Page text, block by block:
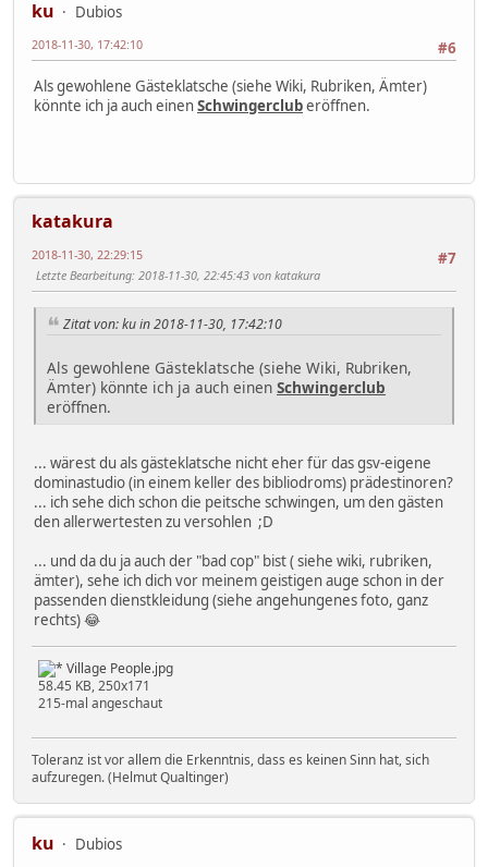
ku
Dubios
#6
2018-11-30, 17:42:10
Als gewohlene Gästeklatsche (siehe Wiki, Rubriken, Ämter)
könnte ich ja auch einenSchwingercluberöffnen.
katakura
#7
2018-11-30, 22:29:15
Letzte Bearbeitung: 2018-11-30, 22:45:43 von katakura
Zitat von: ku in 2018-11-30, 17:42:10
Als gewohlene Gästeklatsche (siehe Wiki, Rubriken,
Ämter) könnte ich ja auch einen Schwingerclub
eröffnen.
... wärest du als gästeklatsche nicht eher für das gsv-eigene
dominastudio (in einem keller des bibliodroms) prädestinoren?
... ich sehe dich schon die peitsche schwingen, um den gästen
den allerwertesten zu versohlen ;D
... und da du ja auch der "bad cop" bist ( siehe wiki, rubriken,
ämter), sehe ich dich vor meinem geistigen auge schon in der
passenden dienstkleidung (siehe angehungenes foto, ganz
rechts) 😂
Village People.jpg
58.45 KB, 250x171
215-mal angeschaut
Toleranz ist vor allem die Erkenntnis, dass es keinen Sinn hat, sich
aufzuregen. (Helmut Qualtinger)
ku
Dubios